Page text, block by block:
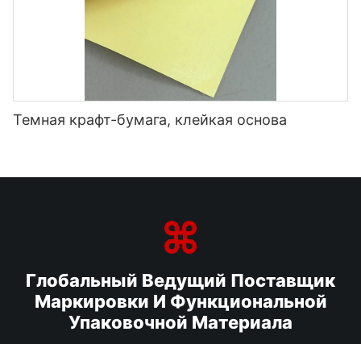
Темная крафт-бумага, клейкая основа
Глобальный Ведущий Поставщик
Маркировки И Функциональной
Упаковочной Материала